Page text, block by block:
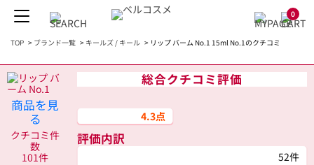
0
TOP > ブランド一覧 > キールズ / キール > リップ バーム No.1 15ml No.1のクチコミ
商品を見
る
クチコミ件
数
101件
総合クチコミ評価
4.3点
評価内訳
52件